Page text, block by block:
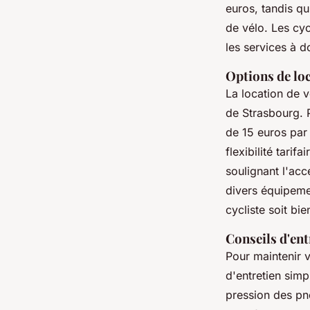
euros, tandis
de vélo. Les
les services à
Options de
La location de
de Strasbourg.
de 15 euros
flexibilité
soulignant
divers
cycliste soit
Conseils
Pour maintenir
d'entretien
pression des